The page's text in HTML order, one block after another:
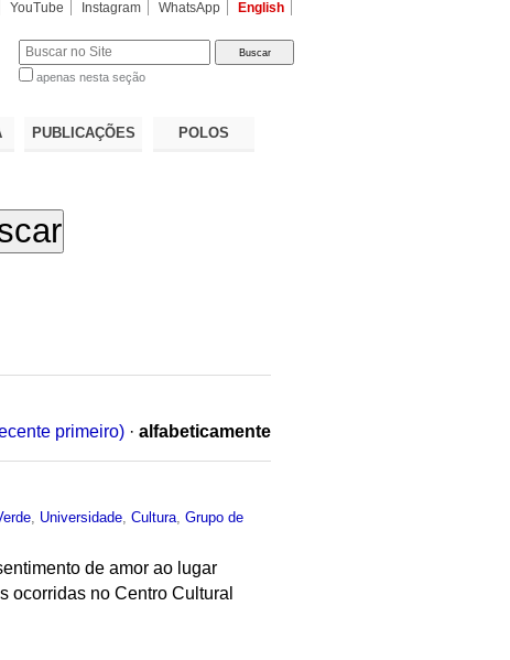
YouTube Instagram WhatsApp English
apenas nesta seção
PUBLICAÇÕES POLOS
primeiro) · alfabeticamente
Universidade ,Cultura ,Grupo de
de amor ao lugar
ocorridas no Centro Cultural